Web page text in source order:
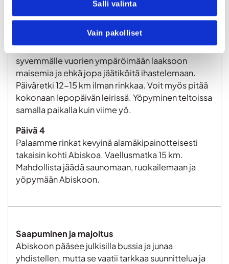
Salli valinta
Vain pakolliset
on mahdollisuus lähteä iltaretkelle
vesiputoukselle.
Välipäivä rinkan kantamisesta. Päiväretki
syvemmälle vuorien ympäröimään laaksoon
maisemia ja ehkä jopa jäätiköitä ihastelemaan.
Päiväretki 12-15 km ilman rinkkaa. Voit myös pitää
kokonaan lepopäivän leirissä. Yöpyminen teltoissa
samalla paikalla kuin viime yö.
Päivä 4
Palaamme rinkat kevyinä alamäkipainotteisesti
takaisin kohti Abiskoa. Vaellusmatka 15 km.
Mahdollista jäädä saunomaan, ruokailemaan ja
yöpymään Abiskoon.
Saapuminen ja majoitus
Abiskoon pääsee julkisilla bussia ja junaa
yhdistellen, mutta se vaatii tarkkaa suunnittelua ja